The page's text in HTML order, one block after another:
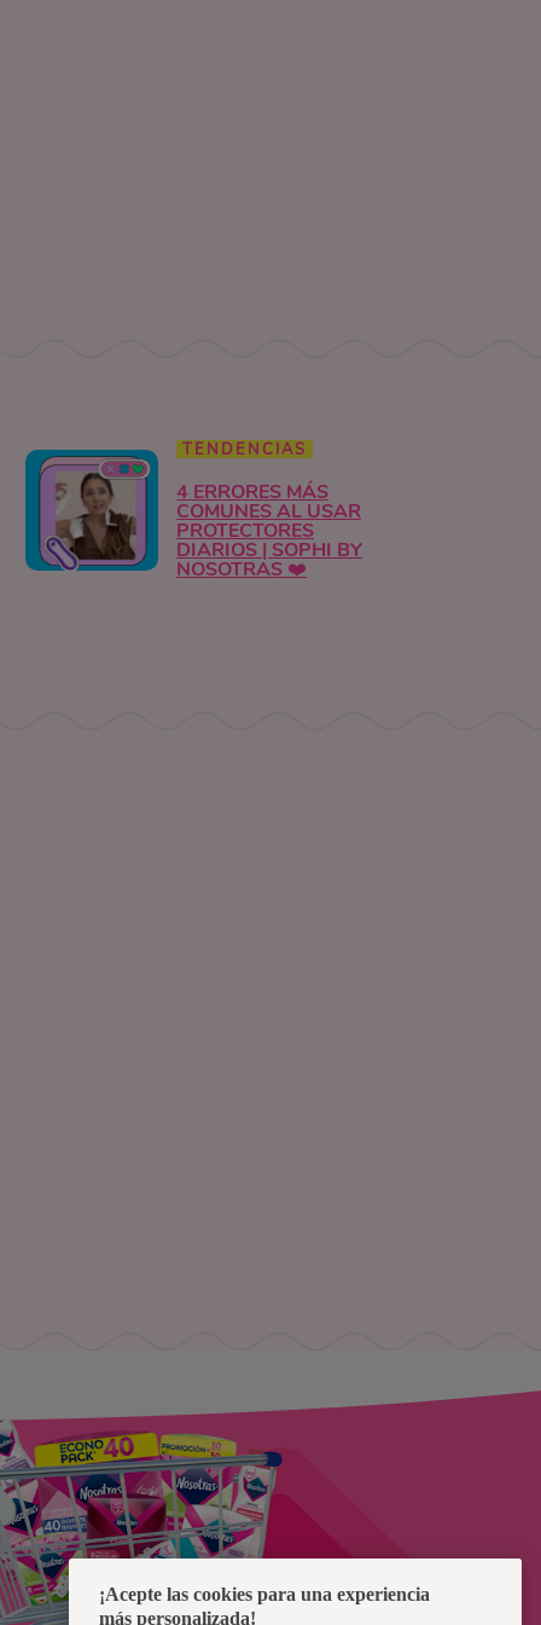
TENDENCIAS
4 ERRORES MÁS
COMUNES AL USAR
PROTECTORES
DIARIOS | SOPHI BY
NOSOTRAS ❤️
¡Acepte las cookies para una experiencia
más personalizada!